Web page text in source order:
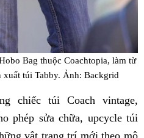
Bag thuộc Coachtopia, làm từ
xuất túi Tabby. Ảnh: Backgrid
chiếc túi Coach vintage,
phép sửa chữa, upcycle túi